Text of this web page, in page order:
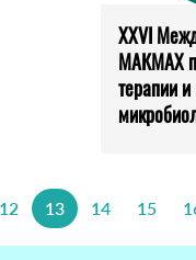
XXVI
МАКМАХ
терапии
13 14 15